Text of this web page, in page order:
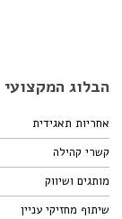
הבלוג המקצועי
אחריות תאגידית
קשרי קהילה
מותגים ושיווק
שיתוף מחזיקי עניין